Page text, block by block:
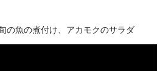
の魚の煮付け、アカモクのサラダ